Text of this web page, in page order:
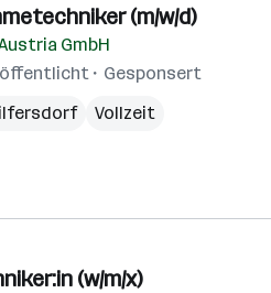
(m/w/d)
GmbH
Gesponsert
Vollzeit
(w/m/x)